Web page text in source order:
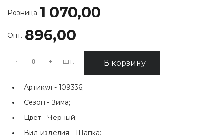
Розница 1 070,00
Опт. 896,00
- + шт. В корзину
Артикул - 109336;
Сезон - Зима;
Цвет - Чёрный;
Вид изделия - Шапка;